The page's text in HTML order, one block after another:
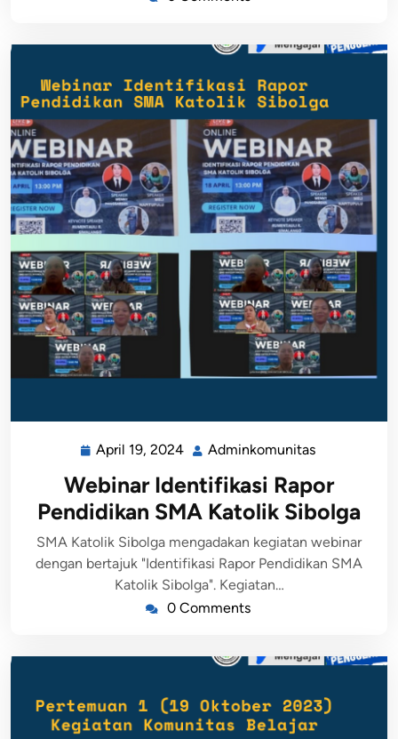
April 19, 2024 Adminkomunitas
Webinar Identifikasi Rapor
Pendidikan SMA Katolik Sibolga
SMA Katolik Sibolga mengadakan kegiatan webinar
dengan bertajuk "Identifikasi Rapor Pendidikan SMA
Katolik Sibolga". Kegiatan…
0 Comments